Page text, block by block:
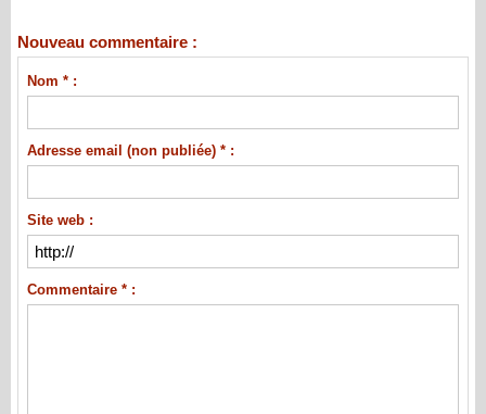
Nouveau commentaire :
Nom * :
Adresse email (non publiée) * :
Site web :
Commentaire * :